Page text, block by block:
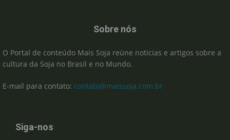
Sobre nós
O Portal de conteúdo Mais Soja reúne noticias e artigos sobre a
cultura da Soja no Brasil e no Mundo.
E-mail para contato: contato@maissoja.com.br
Siga-nos